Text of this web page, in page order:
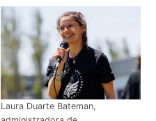
Laura Duarte Bateman,